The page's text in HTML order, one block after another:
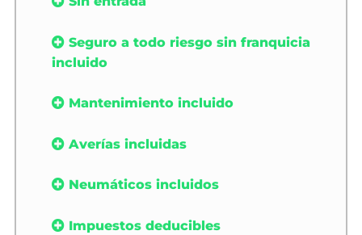
Seguro a todo riesgo sin franquicia
incluido
Mantenimiento incluido
Averías incluidas
Neumáticos incluidos
Impuestos deducibles